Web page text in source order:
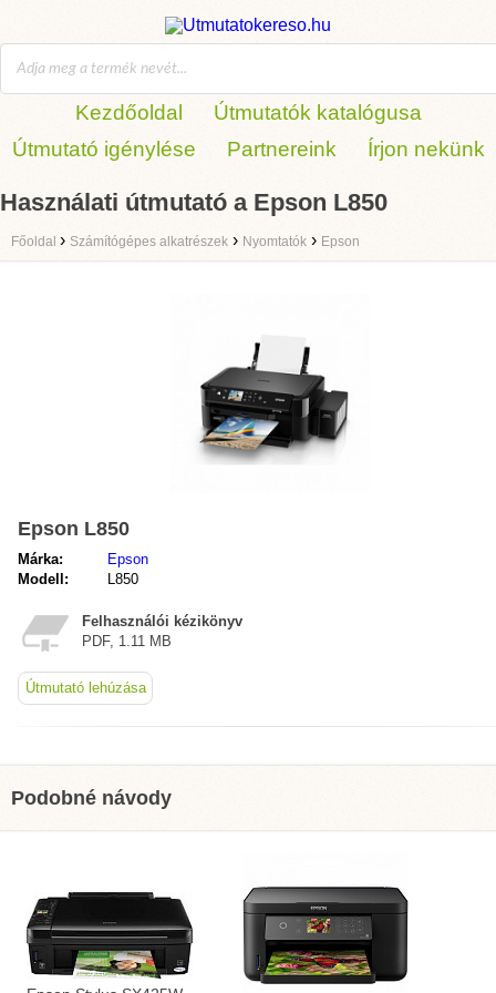
Kezdőoldal
Útmutatók katalógusa
Útmutató igénylése
Partnereink Írjon nekünk
Használati útmutató a Epson L850
Főoldal › Számítógépes alkatrészek › Nyomtatók › Epson
Epson L850
Márka:
Epson
Modell:
L850
Felhasználói kézikönyv
PDF, 1.11 MB
Útmutató lehúzása
Podobné návody